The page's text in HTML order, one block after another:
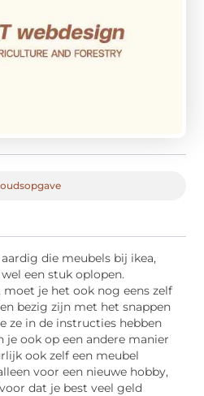
die meubels bij ikea,
een stuk oplopen.
moet je het ook nog eens zelf
bezig zijn met het snappen
ze in de instructies hebben
je ook op een andere manier
ook zelf een meubel
voor een nieuwe hobby,
dat je best veel geld